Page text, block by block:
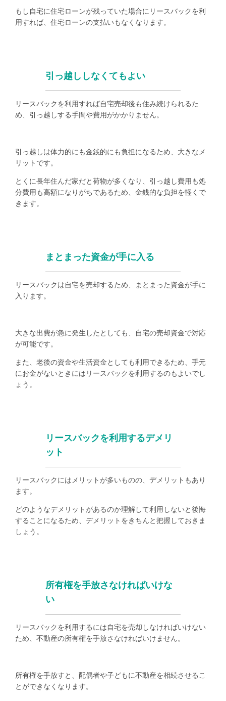
もし自宅に住宅ローンが残っていた場合にリースバックを利
用すれば、住宅ローンの支払いもなくなります。
引っ越ししなくてもよい
リースバックを利用すれば自宅売却後も住み続けられるた
め、引っ越しする手間や費用がかかりません。
引っ越しは体力的にも金銭的にも負担になるため、大きなメ
リットです。
とくに長年住んだ家だと荷物が多くなり、引っ越し費用も処
分費用も高額になりがちであるため、金銭的な負担を軽くで
きます。
まとまった資金が手に入る
リースバックは自宅を売却するため、まとまった資金が手に
入ります。
大きな出費が急に発生したとしても、自宅の売却資金で対応
が可能です。
また、老後の資金や生活資金としても利用できるため、手元
にお金がないときにはリースバックを利用するのもよいでし
ょう。
リースバックを利用するデメリ
ット
リースバックにはメリットが多いものの、デメリットもあり
ます。
どのようなデメリットがあるのか理解して利用しないと後悔
することになるため、デメリットをきちんと把握しておきま
しょう。
所有権を手放さなければいけな
い
リースバックを利用するには自宅を売却しなければいけない
ため、不動産の所有権を手放さなければいけません。
所有権を手放すと、配偶者や子どもに不動産を相続させるこ
とができなくなります。